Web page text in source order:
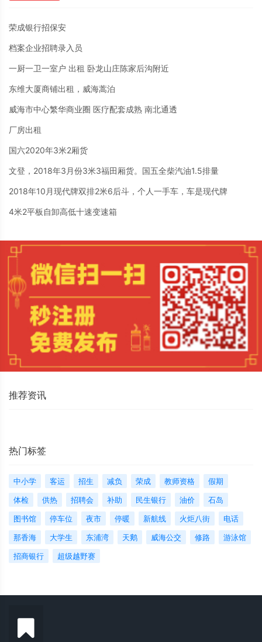
荣成银行招保安
档案企业招聘录入员
一厨一卫一室户 出租 卧龙山庄陈家后沟附近
东维大厦商铺出租，威海蒿泊
威海市中心繁华商业圈 医疗配套成熟 南北通透
厂房出租
国六2020年3米2厢货
文登，2018年3月份3米3福田厢货。国五全柴汽油1.5排量
2018年10月现代牌双排2米6后斗，个人一手车，车是现代牌
4米2平板自卸高低十速变速箱
推荐资讯
热门标签
中小学 客运 招生 减负 荣成 教师资格
假期
体检
供热 招聘会 补助 民生银行 油价
石岛
图书馆
停车位 夜市 停暖 新航线 火炬八街
电话
那香海
大学生 东浦湾 天鹅 威海公交 修路
游泳馆
招商银行
超级越野赛